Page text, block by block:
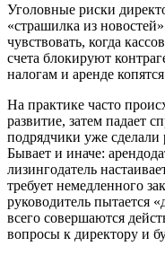
Уголовные риски
«страшилка из
чувствовать, когда
счета блокируют
налогам и аренде
На практике часто
развитие, затем падает
подрядчики уже сделали
Бывает и иначе:
лизингодатель
требует немедленного
руководитель пытается
всего совершаются
вопросы к директору и